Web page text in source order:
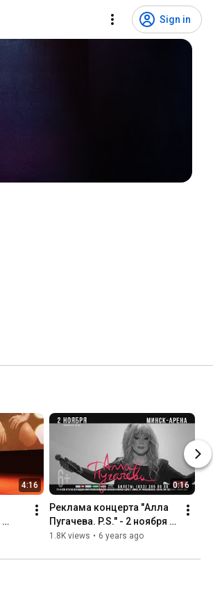
Sign in
4:16 0:16
Реклама концерта "Алла
Пугачева. P.S." - 2 ноября
Минск-Арена (Минск,
1.8K views • 6 years ago